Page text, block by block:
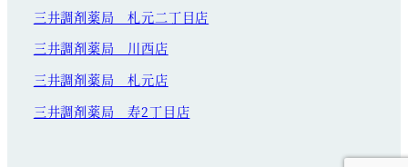
三井調剤薬局 札元二丁目店
三井調剤薬局 川西店
三井調剤薬局 札元店
三井調剤薬局 寿2丁目店